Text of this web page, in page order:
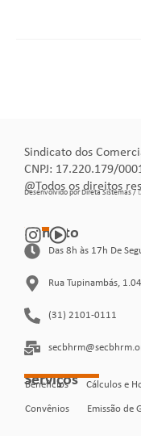
Sindicato dos
CNPJ: 17.220.179/
@Todos os direitos
Desenvolvido por Direta Sistemas /
Contato
Das 8h às 17h De
Rua Tupinambás,
(31) 2101-0111
Serviços
Benefícios Cálculos e
Convênios Emissão de